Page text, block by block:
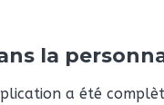
la
a été